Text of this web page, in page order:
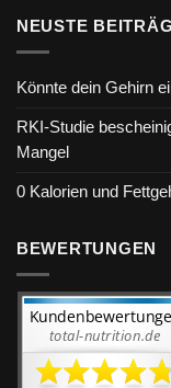
NEUSTE
Könnte dein Gehirn
RKI-Studie
Mangel
0 Kalorien und
BEWERTUNGEN